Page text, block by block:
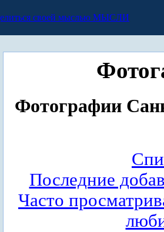
МЫСЛИ
Фотографии
Последние
Часто